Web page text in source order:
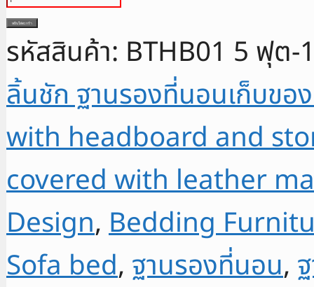
฿22,900.
เตียง
ลิ้น
ชัก
มี
หัว
เตียง6ฟุต
เตียง
มี
ชัก
ผ้า
หยิบใส่ตะกร้า
รหัสสินค้า: BTHB01 5 ฟุต-
ลิ้นชัก ฐานรองที่นอนเก็บข
with headboard and
covered with leather
Design, Bedding
Sofa bed, ฐานรองที่นอน,